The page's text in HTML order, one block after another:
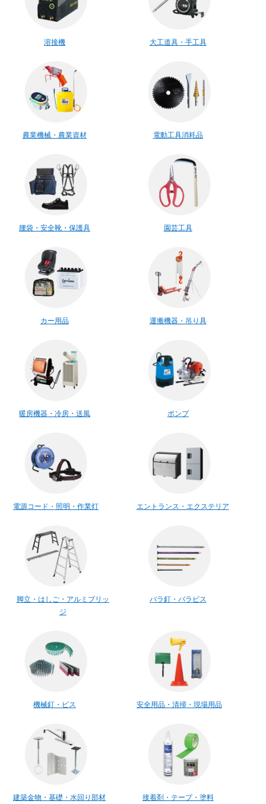
溶接機 大工道具・手工具
農業機械・農業資材 電動工具消耗品
腰袋・安全靴・保護具 園芸工具
カー用品 運搬機器・吊り具
暖房機器・冷房・送風 ポンプ
電源コード・照明・作業灯 エントランス・エクステリア
脚立・はしご・アルミブリッ
ジ
バラ釘・バラビス
機械釘・ビス 安全用品・清掃・現場用品
建築金物・基礎・水回り部材 接着剤・テープ・塗料